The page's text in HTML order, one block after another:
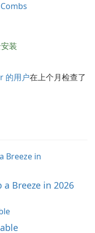
装
的用户在上个月检查了
Breeze in 2026